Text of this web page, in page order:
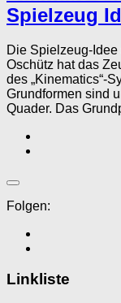
Spielzeug
Die Spielzeug-
Oschütz hat das
des „Kinematics“-
Grundformen sind
Quader. Das
Folgen:
Linkliste